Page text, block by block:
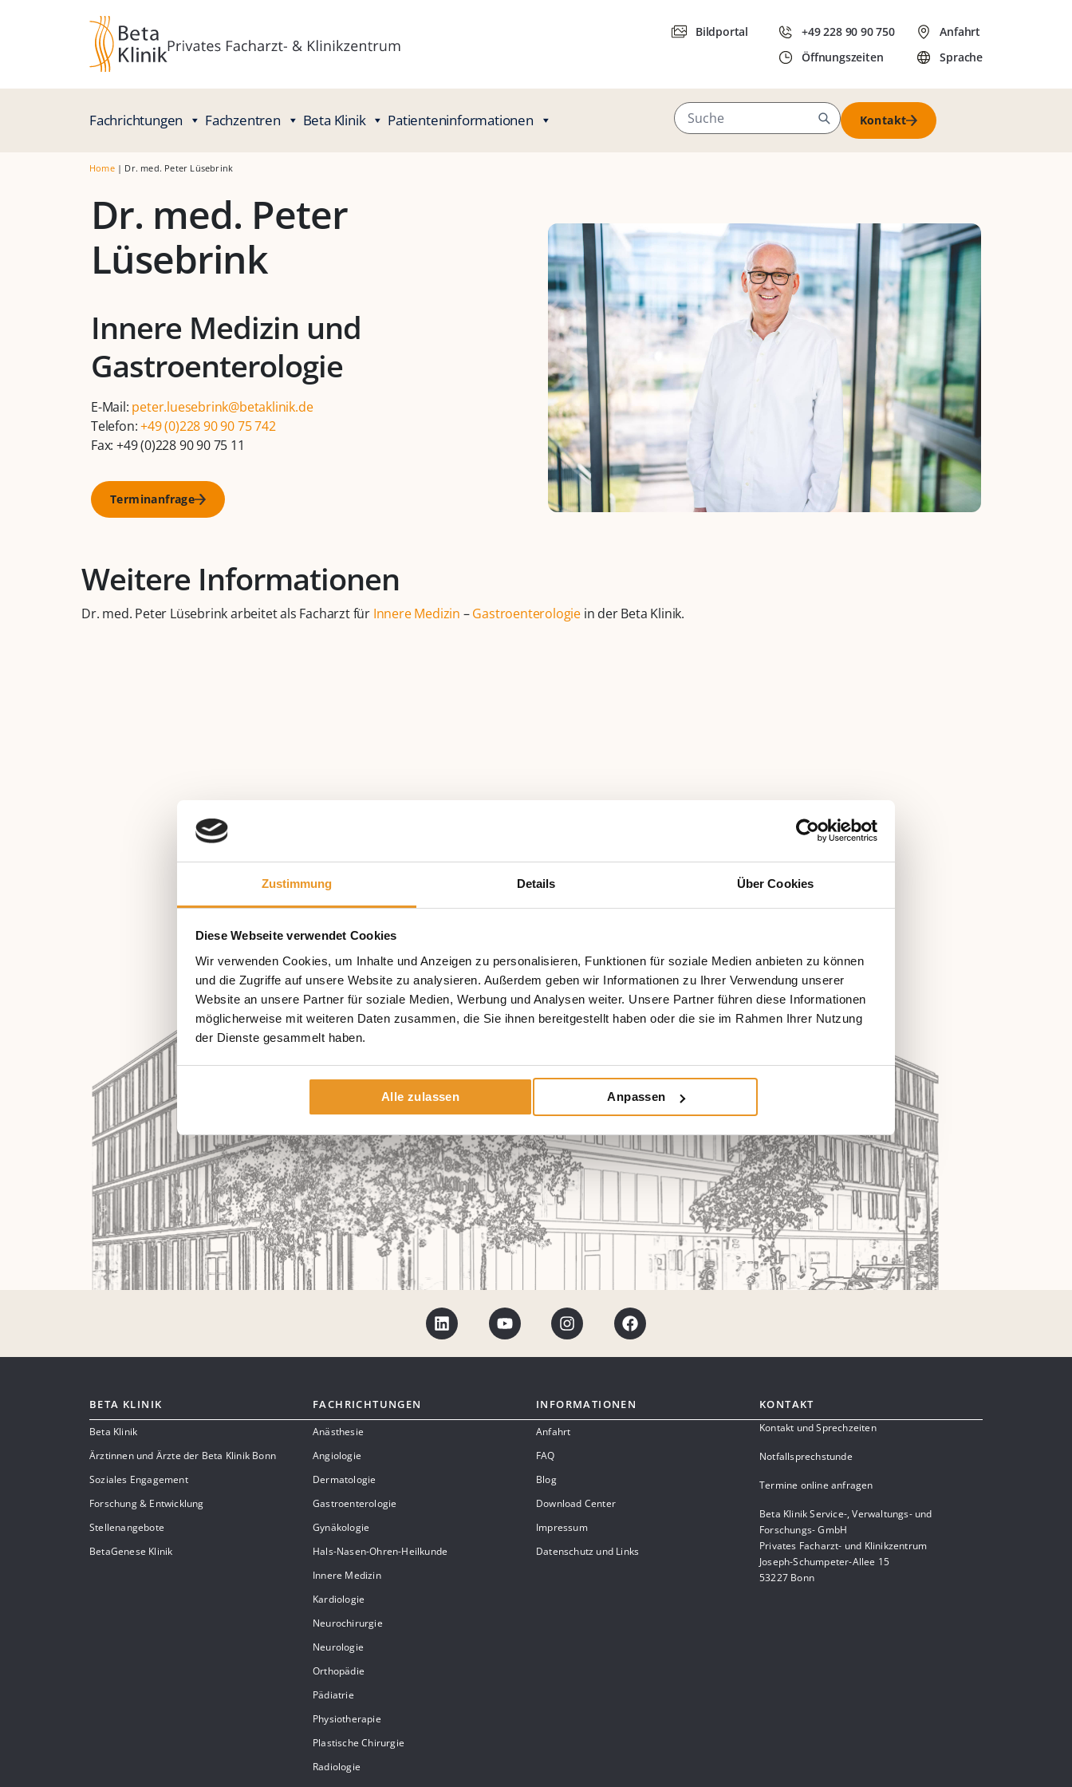
Zustimmung Details Über Cookies
Diese Webseite verwendet Cookies
Wir verwenden Cookies, um Inhalte und Anzeigen zu personalisieren, Funktionen für soziale Medien anbieten zu können
und die Zugriffe auf unsere Website zu analysieren. Außerdem geben wir Informationen zu Ihrer Verwendung unserer
Website an unsere Partner für soziale Medien, Werbung und Analysen weiter. Unsere Partner führen diese Informationen
möglicherweise mit weiteren Daten zusammen, die Sie ihnen bereitgestellt haben oder die sie im Rahmen Ihrer Nutzung
der Dienste gesammelt haben.
Anpassen
Alle zulassen
Bildportal
+49 228 90 90 750
Öffnungszeiten
Anfahrt
Sprache
Fachrichtungen Fachzentren Beta Klinik Patienteninformationen Kontakt
Home| Dr. med. Peter Lüsebrink
Dr. med. Peter
Lüsebrink
Innere Medizin und
Gastroenterologie
E-Mail: peter.luesebrink@betaklinik.de
Telefon:+49 (0)228 90 90 75 742
Fax: +49 (0)228 90 90 75 11
Terminanfrage
Weitere Informationen
Dr. med. Peter Lüsebrink arbeitet als Facharzt für Innere Medizin –Gastroenterologie in der Beta Klinik.
BETA KLINIK
Beta Klinik
Ärztinnen und Ärzte der Beta Klinik Bonn
Soziales Engagement
Forschung & Entwicklung
Stellenangebote
BetaGenese Klinik
FACHRICHTUNGEN
Anästhesie
Angiologie
Dermatologie
Gastroenterologie
Gynäkologie
Hals-Nasen-Ohren-Heilkunde
Innere Medizin
Kardiologie
Neurochirurgie
Neurologie
Orthopädie
Pädiatrie
Physiotherapie
Plastische Chirurgie
Radiologie
INFORMATIONEN
Anfahrt
FAQ
Blog
Download Center
Impressum
Datenschutz und Links
KONTAKT
Kontakt und Sprechzeiten
Notfallsprechstunde
Termine online anfragen
Beta Klinik Service-, Verwaltungs- und
Forschungs- GmbH
Privates Facharzt- und Klinikzentrum
Joseph-Schumpeter-Allee 15
53227 Bonn